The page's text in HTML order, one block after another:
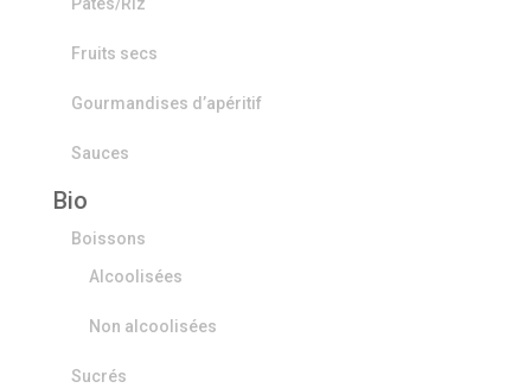
Pâtes/Riz
Fruits secs
Gourmandises d’apéritif
Sauces
Bio
Boissons
Alcoolisées
Non alcoolisées
Sucrés